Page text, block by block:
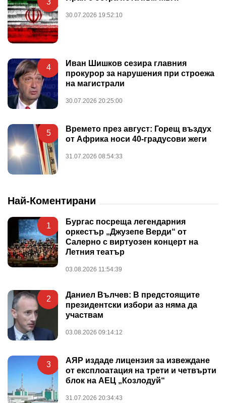
30.07.2026 19:52:10
4
Иван Шишков сезира главния
прокурор за нарушения при строежа
на магистрали
30.07.2026 20:25:00
5
Времето през август: Горещ въздух
от Африка носи 40-градусови жеги
31.07.2026 08:54:33
Най-Коментирани
1
Бургас посреща легендарния
оркестър „Джузепе Верди“ от
Салерно с виртуозен концерт на
Летния театър
03.08.2026 11:54:39
2
Даниел Вълчев: В предстоящите
президентски избори аз няма да
участвам
03.08.2026 09:14:12
3
АЯР издаде лицензия за извеждане
от експлоатация на трети и четвърти
блок на АЕЦ „Козлодуй“
31.07.2026 20:34:43